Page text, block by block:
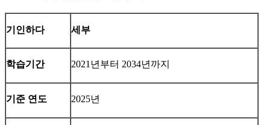
기인하다 세부
학습기간 2021년부터 2034년까지
기준 연도 2025년